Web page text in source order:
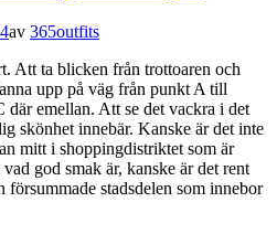
av 365outfits
Att ta blicken från trottoaren och
upp på väg från punkt A till
emellan. Att se det vackra i det
skönhet innebär. Kanske är det inte
mitt i shoppingdistriktet som är
god smak är, kanske är det rent
stadsdelen som innebor